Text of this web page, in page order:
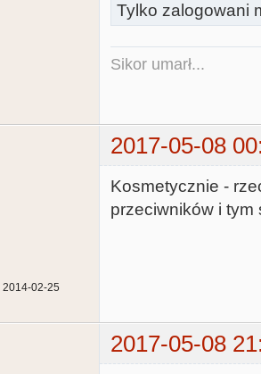
Tylko zalogowani
Sikor umarł...
2017-05-08
2014-02-25
Kosmetycznie -
przeciwników i tym
2017-05-08